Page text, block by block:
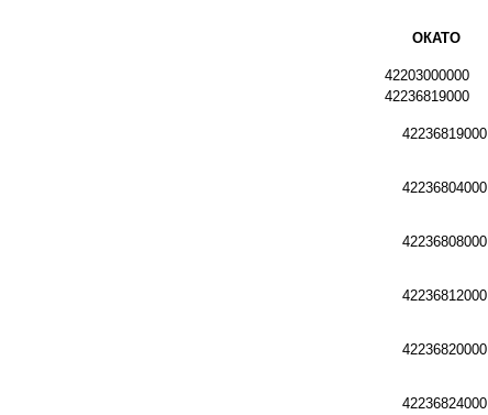
ОКАТО
42203000000
42236819000
42236819000
42236804000
42236808000
42236812000
42236820000
42236824000